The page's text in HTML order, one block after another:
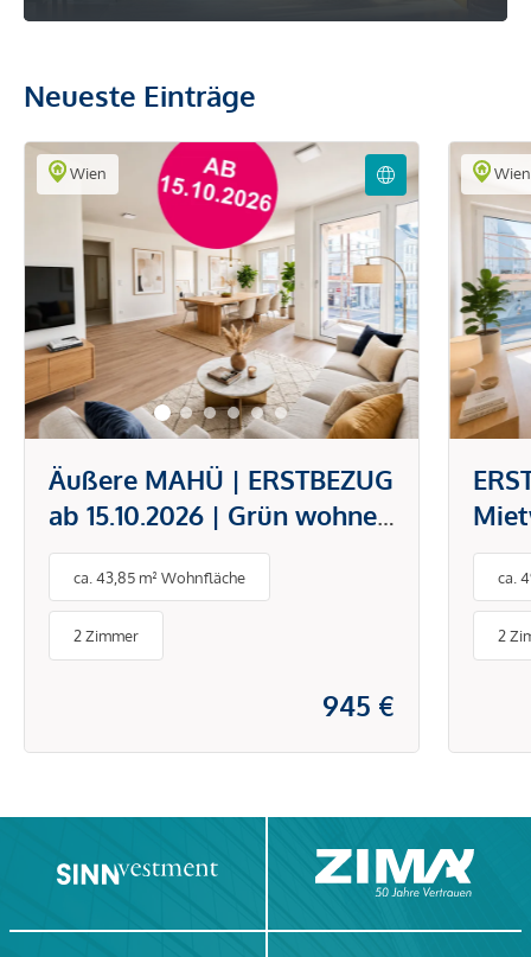
Neueste Einträge
Wien
Äußere MAHÜ | ERSTBEZUG
ab 15.10.2026 | Grün wohnen
mit Freifläche inklusive
ca. 43,85 m² Wohnfläche
2 Zimmer
945 €
Wien
ca.
2